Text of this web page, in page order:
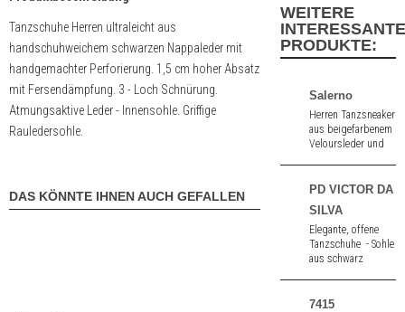
Tanzschuhe Herren ultraleicht aus
handschuhweichem schwarzen Nappaleder mit
handgemachter Perforierung. 1,5 cm hoher Absatz
mit Fersendämpfung. 3 - Loch Schnürung.
Atmungsaktive Leder - Innensohle. Griffige
Rauledersohle.
DAS KÖNNTE IHNEN AUCH GEFALLEN
WEITERE
INTERESSANTE
PRODUKTE:
Salerno
Herren Tanzsneaker
aus beigefarbenem
Veloursleder und
PD VICTOR DA
SILVA
Elegante, offene
Tanzschuhe - Sohle
aus schwarz
7415